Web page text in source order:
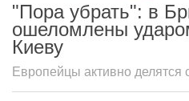
"Пора убрать": в
ошеломлены
Киеву
Европейцы активно